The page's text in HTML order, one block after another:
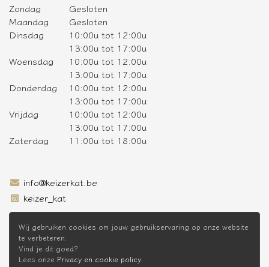
Zondag
Gesloten
Maandag
Gesloten
Dinsdag
10:00u tot 12:00u
13:00u tot 17:00u
Woensdag
10:00u tot 12:00u
13:00u tot 17:00u
Donderdag
10:00u tot 12:00u
13:00u tot 17:00u
Vrijdag
10:00u tot 12:00u
13:00u tot 17:00u
Zaterdag
11:00u tot 18:00u
info@keizerkat.be
keizer_kat
SCHRIJF JE IN OP DE NIEUWSBRIEF
Wij gebruiken cookies om jouw gebruikservaring op onze website
te verbeteren.
Vind je dit goed?
Lees onze Privacy en cookie policy.